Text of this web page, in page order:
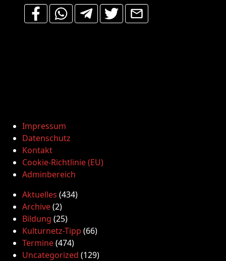
Impressum
Datenschutz
Kontakt
Cookie-Richtlinie (EU)
Adminbereich
Aktuelles (434)
Archive(2)
Bildung (25)
Kulturnetz-Tipp (66)
Termine(474)
Uncategorized (129)